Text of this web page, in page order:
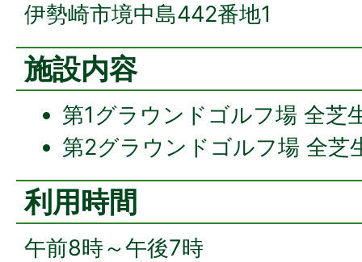
伊勢崎市境中島442番地1
施設内容
第1グラウンドゴルフ場 全芝
第2グラウンドゴルフ場 全芝
利用時間
午前8時～午後7時